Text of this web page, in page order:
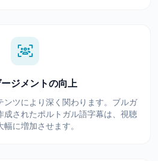
ジメントの向上
ンツにより深く関わります。ブルガ
成されたポルトガル語字幕は、視聴
幅に増加させます。